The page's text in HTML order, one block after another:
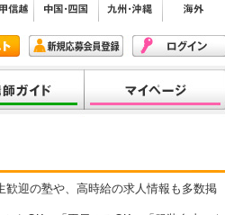
迎の塾や、高時給の求人情報も多数掲